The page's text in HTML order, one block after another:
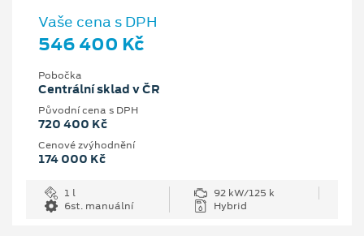
Vaše cena s DPH
546 400 Kč
Pobočka
Centrální sklad v ČR
Původní cena s DPH
720 400 Kč
Cenové zvýhodnění
174 000 Kč
1 l
92 kW/125 k
6st. manuální
Hybrid